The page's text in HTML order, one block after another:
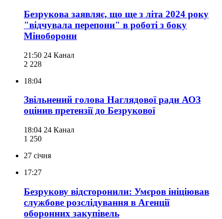
Безрукова заявляє, що ще з літа 2024 року
"відчувала перепони" в роботі з боку
Міноборони
21:50 24 Канал
2 228
18:04
Звільнений голова Наглядової ради АОЗ
оцінив претензії до Безрукової
18:04 24 Канал
1 250
27 січня
17:27
Безрукову відсторонили: Умєров ініціював
службове розслідування в Агенції
оборонних закупівель